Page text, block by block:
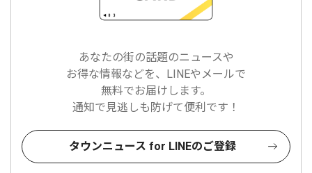
あなたの街の話題のニュースや
お得な情報などを、LINEやメールで
無料でお届けします。
通知で見逃しも防げて便利です！
タウンニュース for LINEのご登録